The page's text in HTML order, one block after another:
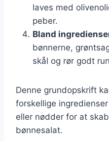
laves med
peber.
Bland
bønnerne,
skål og rør godt
Denne grundopskrift
forskellige
eller nødder for at
bønnesalat.